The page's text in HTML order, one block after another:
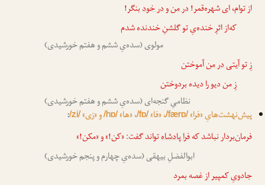
از توام، ای شهره‌قمر!در منودر خودبنگر!
که‌از اثرِ خنده‌یِ تو گلشنِ خندنده شدم
مولوی (سده‌یِ ششم و هفتم خورشیدی)
زِ تو آیتیدر منآموختن
زِ من دیو را دیده بردوختن
نظامیِ گنجه‌ای (سده‌یِ ششم و هفتم خورشیدی)
پیش‌نهشت‌هایِ «فرا»/færɒ/، «فا»/fɒ/، «ها»/hɒ/و «زی»/zi/
:
فرمان‌بردار نباشد کهفرا پادشاهتواند گفت: «کن!» و «مکن!»
ابوالفضلِ بیهقی (سده‌یِ چهارم و پنجم خورشیدی)
جادویِ کمپیر از غصه بمرد